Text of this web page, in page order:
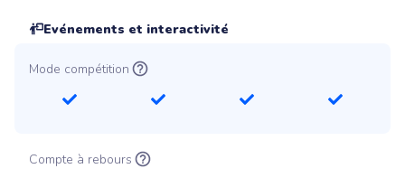
Evénements et interactivité
Mode compétition
Compte à rebours